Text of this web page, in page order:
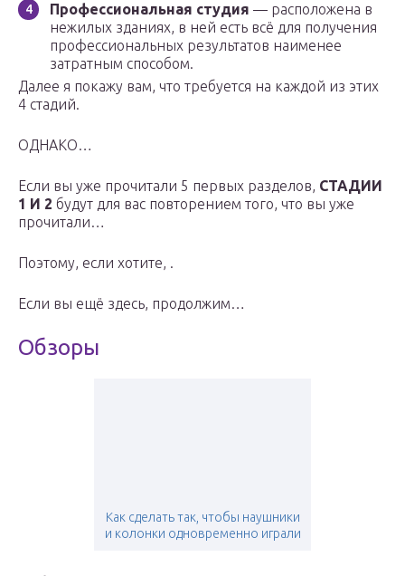
Профессиональная студия — расположена в
нежилых зданиях, в ней есть всё для получения
профессиональных результатов наименее
затратным способом.
Далее я покажу вам, что требуется на каждой из этих
4 стадий.
ОДНАКО…
Если вы уже прочитали 5 первых разделов, СТАДИИ
1 И 2 будут для вас повторением того, что вы уже
прочитали…
Поэтому, если хотите, .
Если вы ещё здесь, продолжим…
Обзоры
Как сделать так, чтобы наушники
и колонки одновременно играли